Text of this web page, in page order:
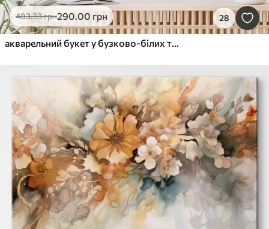
483.33грн290.00 грн 28
акварельний букет у бузково-білих тонах